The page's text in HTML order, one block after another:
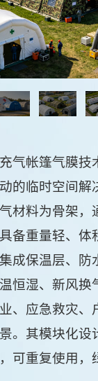
气帐篷气膜技
的临时空间解
材料为骨架，
备重量轻、体
成保温层、防
恒湿、新风换
、应急救灾、
。其模块化设
可重复使用，